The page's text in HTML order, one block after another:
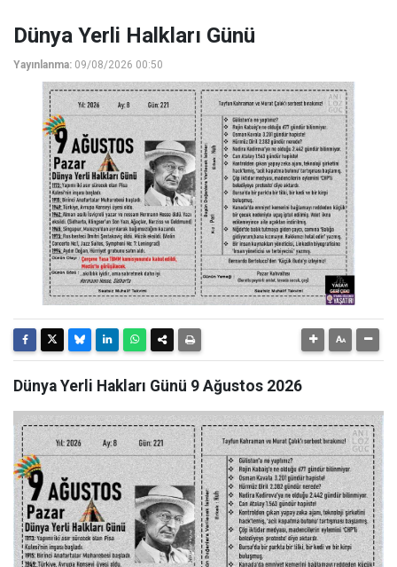
Dünya Yerli Halkları Günü
Yayınlanma: 09/08/2026 00:50
Dünya Yerli Hakları Günü 9 Ağustos 2026